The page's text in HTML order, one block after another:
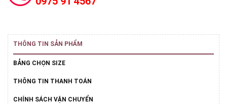
THÔNG TIN SẢN PHẨM
BẢNG CHỌN SIZE
THÔNG TIN THANH TOÁN
CHÍNH SÁCH VẬN CHUYỂN